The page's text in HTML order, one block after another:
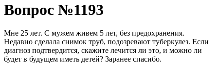
Вопрос №1193
Мне 25 лет. С мужем живем 5 лет, без предохранения.
Недавно сделала снимок труб, подозревают туберкулез. Если
диагноз подтвердится, скажите лечится ли это, и можно ли
будет в будущем иметь детей? Заранее спасибо.